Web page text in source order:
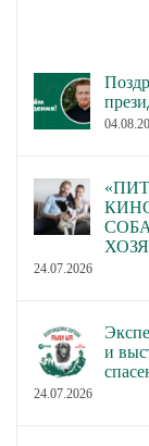
24.07.2026
и
24.07.2026